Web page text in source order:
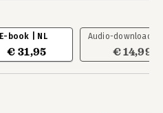
E-book | NL
€ 31,95
Audio-download |
€ 14,99